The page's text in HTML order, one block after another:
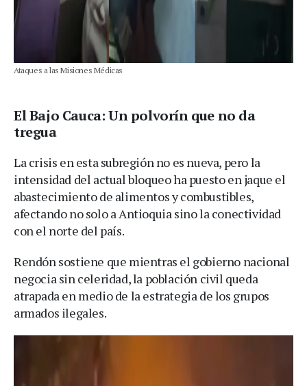
Ataques a las Misiones Médicas
El Bajo Cauca: Un polvorín que no da
tregua
La crisis en esta subregión no es nueva, pero la
intensidad del actual bloqueo ha puesto en jaque el
abastecimiento de alimentos y combustibles,
afectando no solo a Antioquia sino la conectividad
con el norte del país.
Rendón sostiene que mientras el gobierno nacional
negocia sin celeridad, la población civil queda
atrapada en medio de la estrategia de los grupos
armados ilegales.